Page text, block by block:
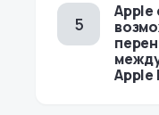
Apple
Apple